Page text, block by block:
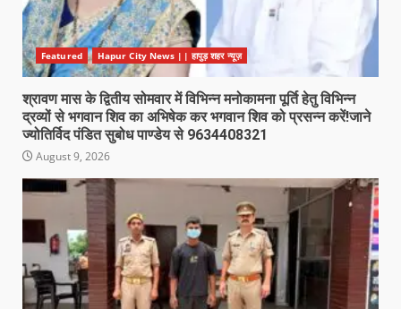
Featured Hapur City News || हापुड़ शहर न्यूज़
श्रावण मास के द्वितीय सोमवार में विभिन्न मनोकामना पूर्ति हेतु विभिन्न
द्रव्यों से भगवान शिव का अभिषेक कर भगवान शिव को प्रसन्न करें!जाने
ज्योतिर्विद पंडित सुबोध पाण्डेय से 9634408321
August 9, 2026